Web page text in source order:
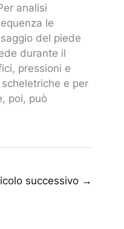
analisi
le
del piede
durante il
pressioni e
e per
poi, può
successivo →